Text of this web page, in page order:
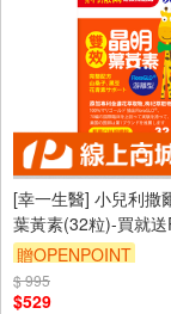
[幸一生醫] 小兒利撒
葉黃素(32粒)-買就
利撒爾長頸鹿酒精瓶
贈OPENPOINT
$ 995
$529